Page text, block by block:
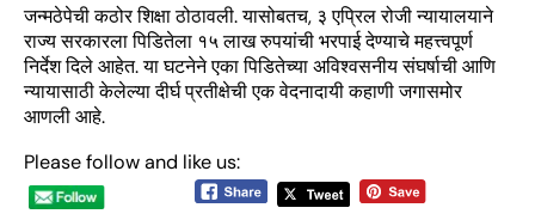
जन्मठेपेची कठोर शिक्षा ठोठावली. यासोबतच, ३ एप्रिल रोजी न्यायालयाने
राज्य सरकारला पिडितेला १५ लाख रुपयांची भरपाई देण्याचे महत्त्वपूर्ण
निर्देश दिले आहेत. या घटनेने एका पिडितेच्या अविश्वसनीय संघर्षाची आणि
न्यायासाठी केलेल्या दीर्घ प्रतीक्षेची एक वेदनादायी कहाणी जगासमोर
आणली आहे.
Please follow and like us: